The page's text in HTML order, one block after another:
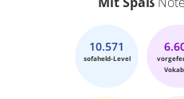
10.571
sofaheld-Level